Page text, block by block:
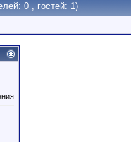
0 , гостей: 1)